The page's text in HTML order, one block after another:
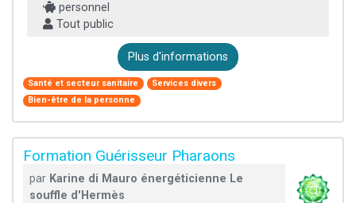
personnel
Tout public
Plus d'informations
Santé et secteur sanitaire
Services divers
Bien-être de la personne
Formation Guérisseur Pharaons
par Karine di Mauro énergéticienne Le
souffle d'Hermès